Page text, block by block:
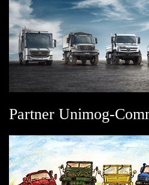
Partner Unimog-